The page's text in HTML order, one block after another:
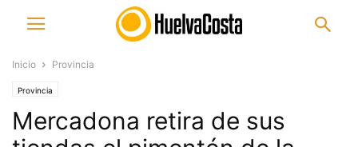
Inicio Provincia
Provincia
Mercadona retira de sus